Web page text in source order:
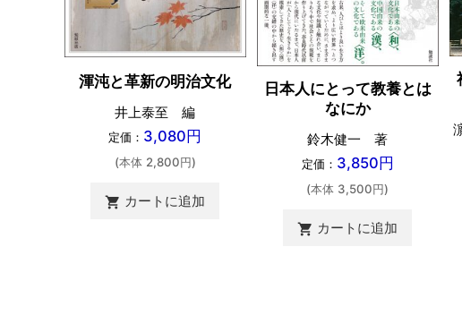
渾沌と革新の明治文化
井上泰至 編
定価： 3,080円
(本体 2,800円)
shopping_cart カートに追加
日本人にとって教養とは
なにか
鈴木健一 著
定価： 3,850円
(本体 3,500円)
shopping_cart カートに追加